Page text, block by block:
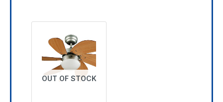
OUT OF STOCK